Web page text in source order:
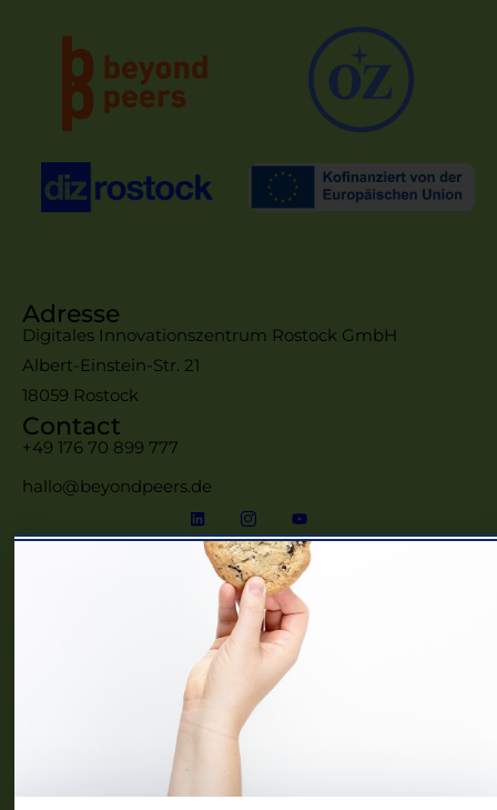
Adresse
Digitales Innovationszentrum Rostock GmbH
Albert-Einstein-Str. 21
18059 Rostock
Contact
+49 176 70 899 777
hallo@beyondpeers.de
Frauennetzwerke MV